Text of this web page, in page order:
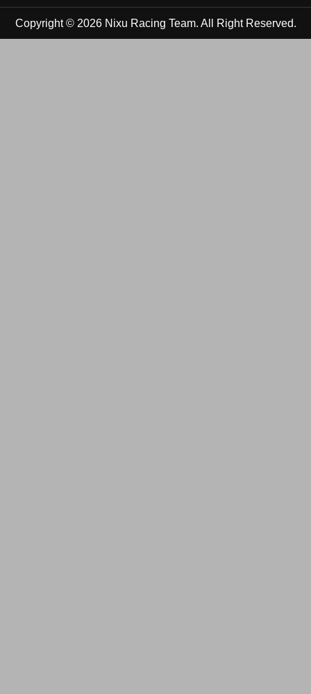
Copyright © 2026 Nixu Racing Team. All Right Reserved.